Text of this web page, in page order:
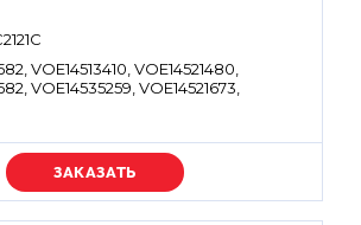
VOE14513410, VOE14521480,
VOE14535259, VOE14521673,
Уточняйте цену